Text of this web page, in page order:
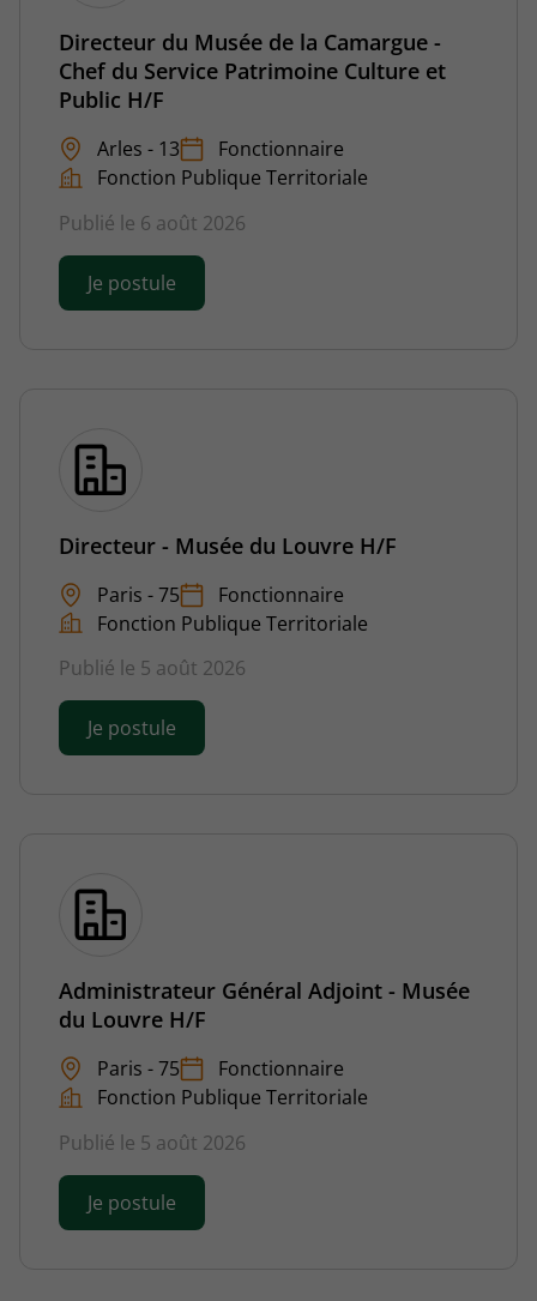
Directeur du Musée de la Camargue -
Chef du Service Patrimoine Culture et
Public H/F
Arles - 13
Fonctionnaire
Fonction Publique Territoriale
Publié le 6 août 2026
Je postule
Directeur - Musée du Louvre H/F
Paris - 75
Fonctionnaire
Fonction Publique Territoriale
Publié le 5 août 2026
Je postule
Administrateur Général Adjoint - Musée
du Louvre H/F
Paris - 75
Fonctionnaire
Fonction Publique Territoriale
Publié le 5 août 2026
Je postule